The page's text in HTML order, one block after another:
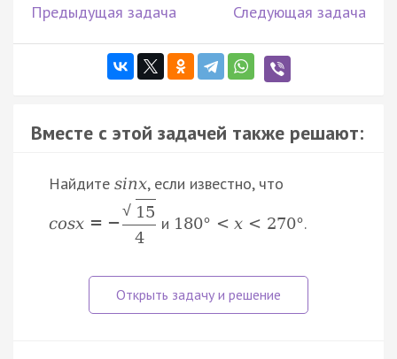
Предыдущая задача Следующая задача
Вместе с этой задачей также решают:
Найдите sinx, если известно, что
cosx = −
√ 15
4
и 180° < x < 270°.